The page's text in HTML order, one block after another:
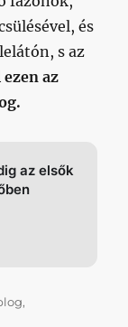
és
s az
az
az elsők
,